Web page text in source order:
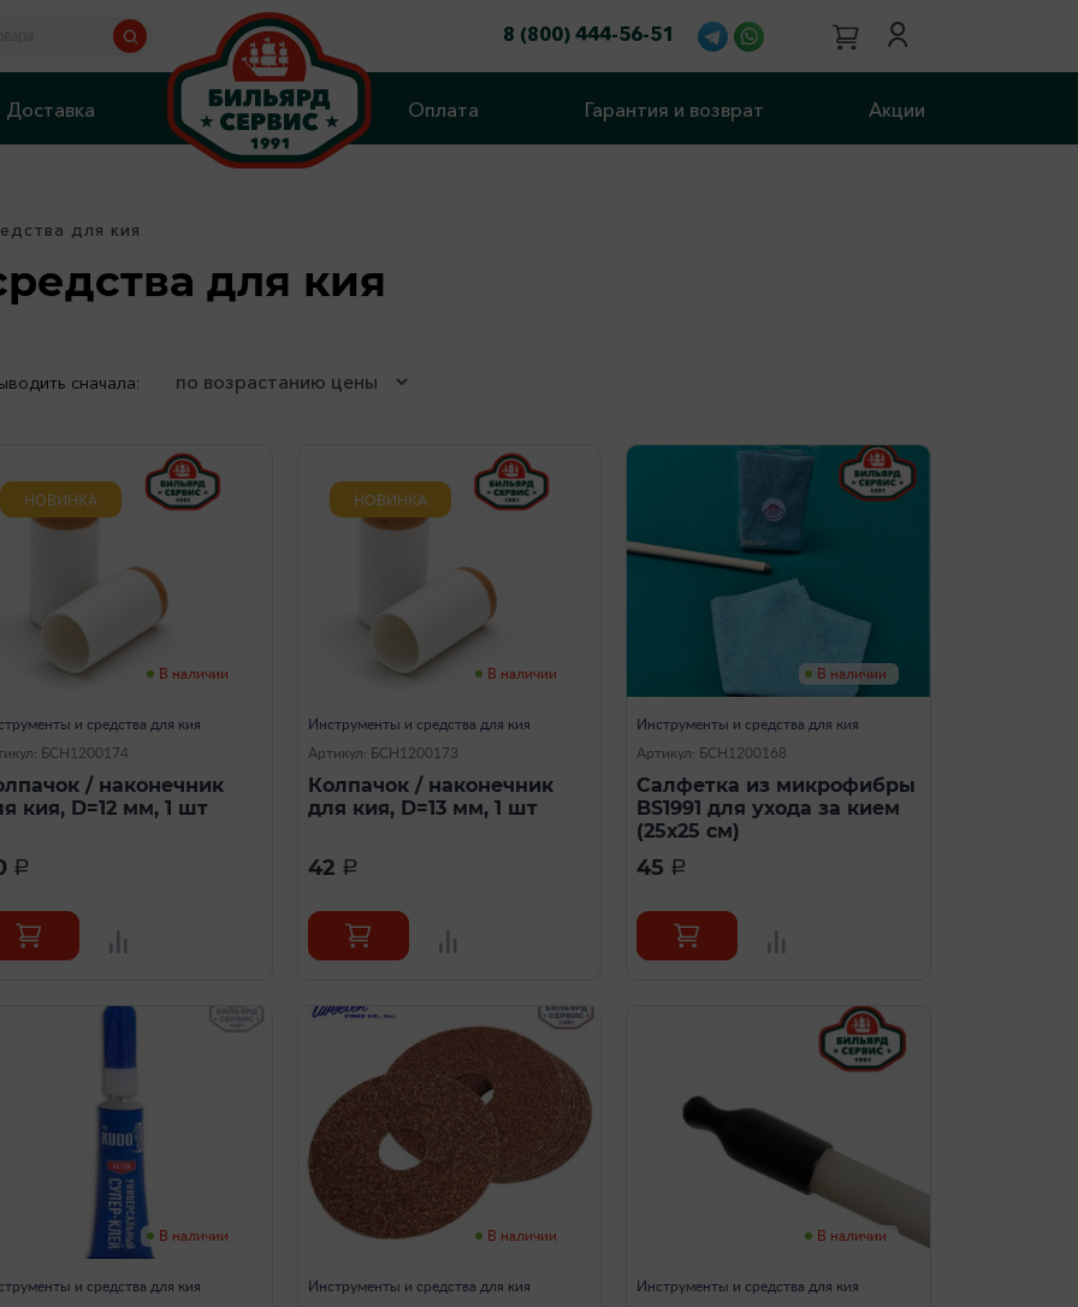
8 (800) 444-56-51
Доставка Оплата Гарантия и возврат Акции
для кия
для кия
сначала:
НОВИНКА
В наличии
и средства для кия
БСН1200174
/ наконечник
кия, D=12 мм, 1 шт
a
НОВИНКА
В наличии
Инструменты и средства для кия
Артикул: БСН1200173
Колпачок / наконечник
для кия, D=13 мм, 1 шт
42 a
В наличии
Инструменты и средства для кия
Артикул: БСН1200168
Салфетка из микрофибры
BS1991 для ухода за кием
(25х25 см)
45 a
В наличии
и средства для кия
В наличии
Инструменты и средства для кия
В наличии
Инструменты и средства для кия